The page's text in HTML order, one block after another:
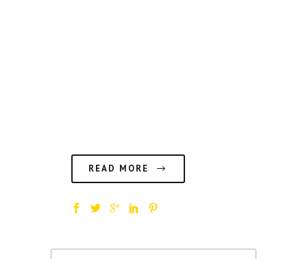
READ MORE